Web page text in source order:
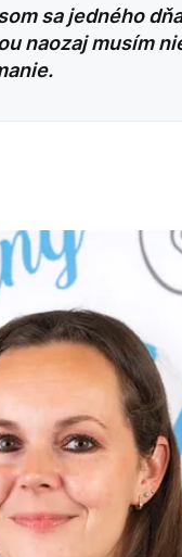
sa jedného
naozaj musím